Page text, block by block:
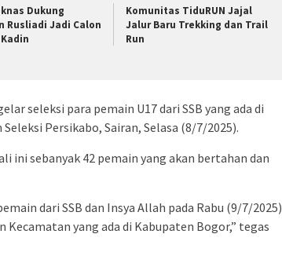
Dukung
Rusliadi Jadi Calon
Komunitas TiduRUN Jajal
Jalur Baru Trekking dan Trail
Run
seleksi para pemain U17 dari SSB yang ada di
Persikabo, Sairan, Selasa (8/7/2025).
ini sebanyak 42 pemain yang akan bertahan dan
dari SSB dan Insya Allah pada Rabu (9/7/2025)
yang ada di Kabupaten Bogor,” tegas